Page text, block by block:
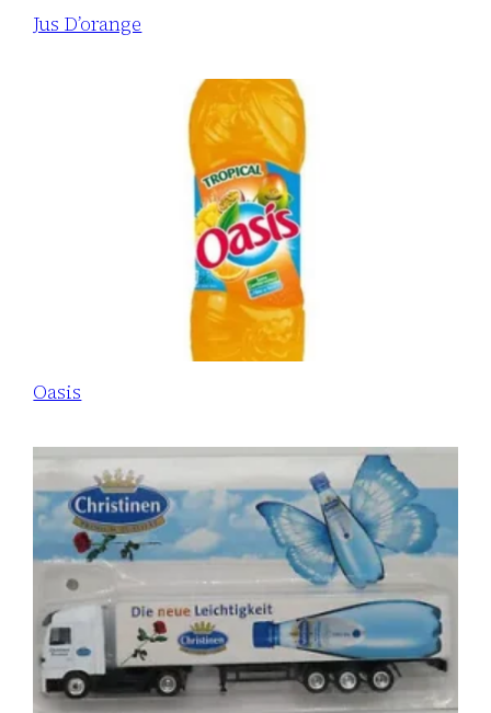
Jus D’orange
Oasis